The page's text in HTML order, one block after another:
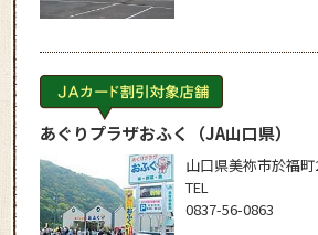
あぐりプラザおふく （JA山口県）
山口県美祢市於福町
TEL
0837-56-0863